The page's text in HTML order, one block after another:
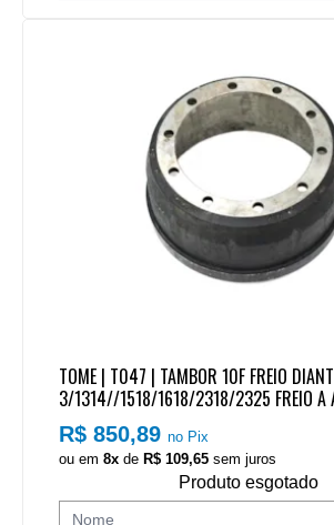
TOME | T047 | TAMBOR 10F FREIO
3/1314//1518/1618/2318/2325 FREIO A
R$ 850,89no Pix
ou em8x de R$ 109,65 sem juros
Produto esgotado